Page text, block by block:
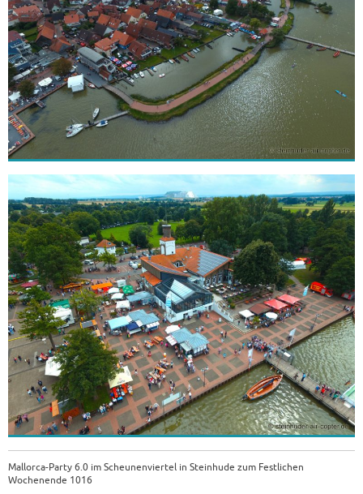
Mallorca-Party 6.0 im Scheunenviertel in Steinhude zum Festlichen
Wochenende 1016